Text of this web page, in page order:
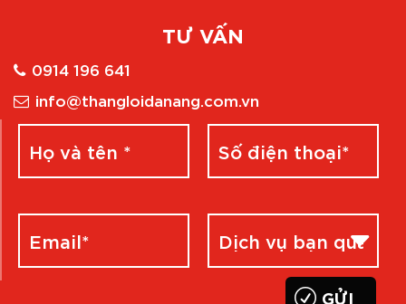
TƯ VẤN
0914 196 641
info@thangloidanang.com.vn